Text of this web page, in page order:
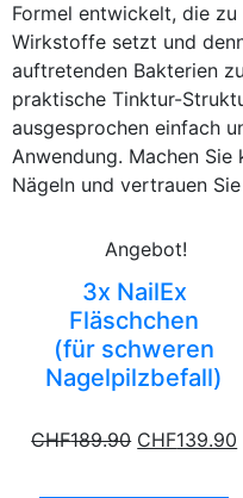
Formel entwickelt, die
Wirkstoffe setzt und
auftretenden Bakterien
praktische Tinktur-
ausgesprochen einfach
Anwendung. Machen
Nägeln und vertrauen
Angebot!
3x NailEx
Fläschchen
(für schweren
Nagelpilzbefall)
CHF189.90 CHF139.90